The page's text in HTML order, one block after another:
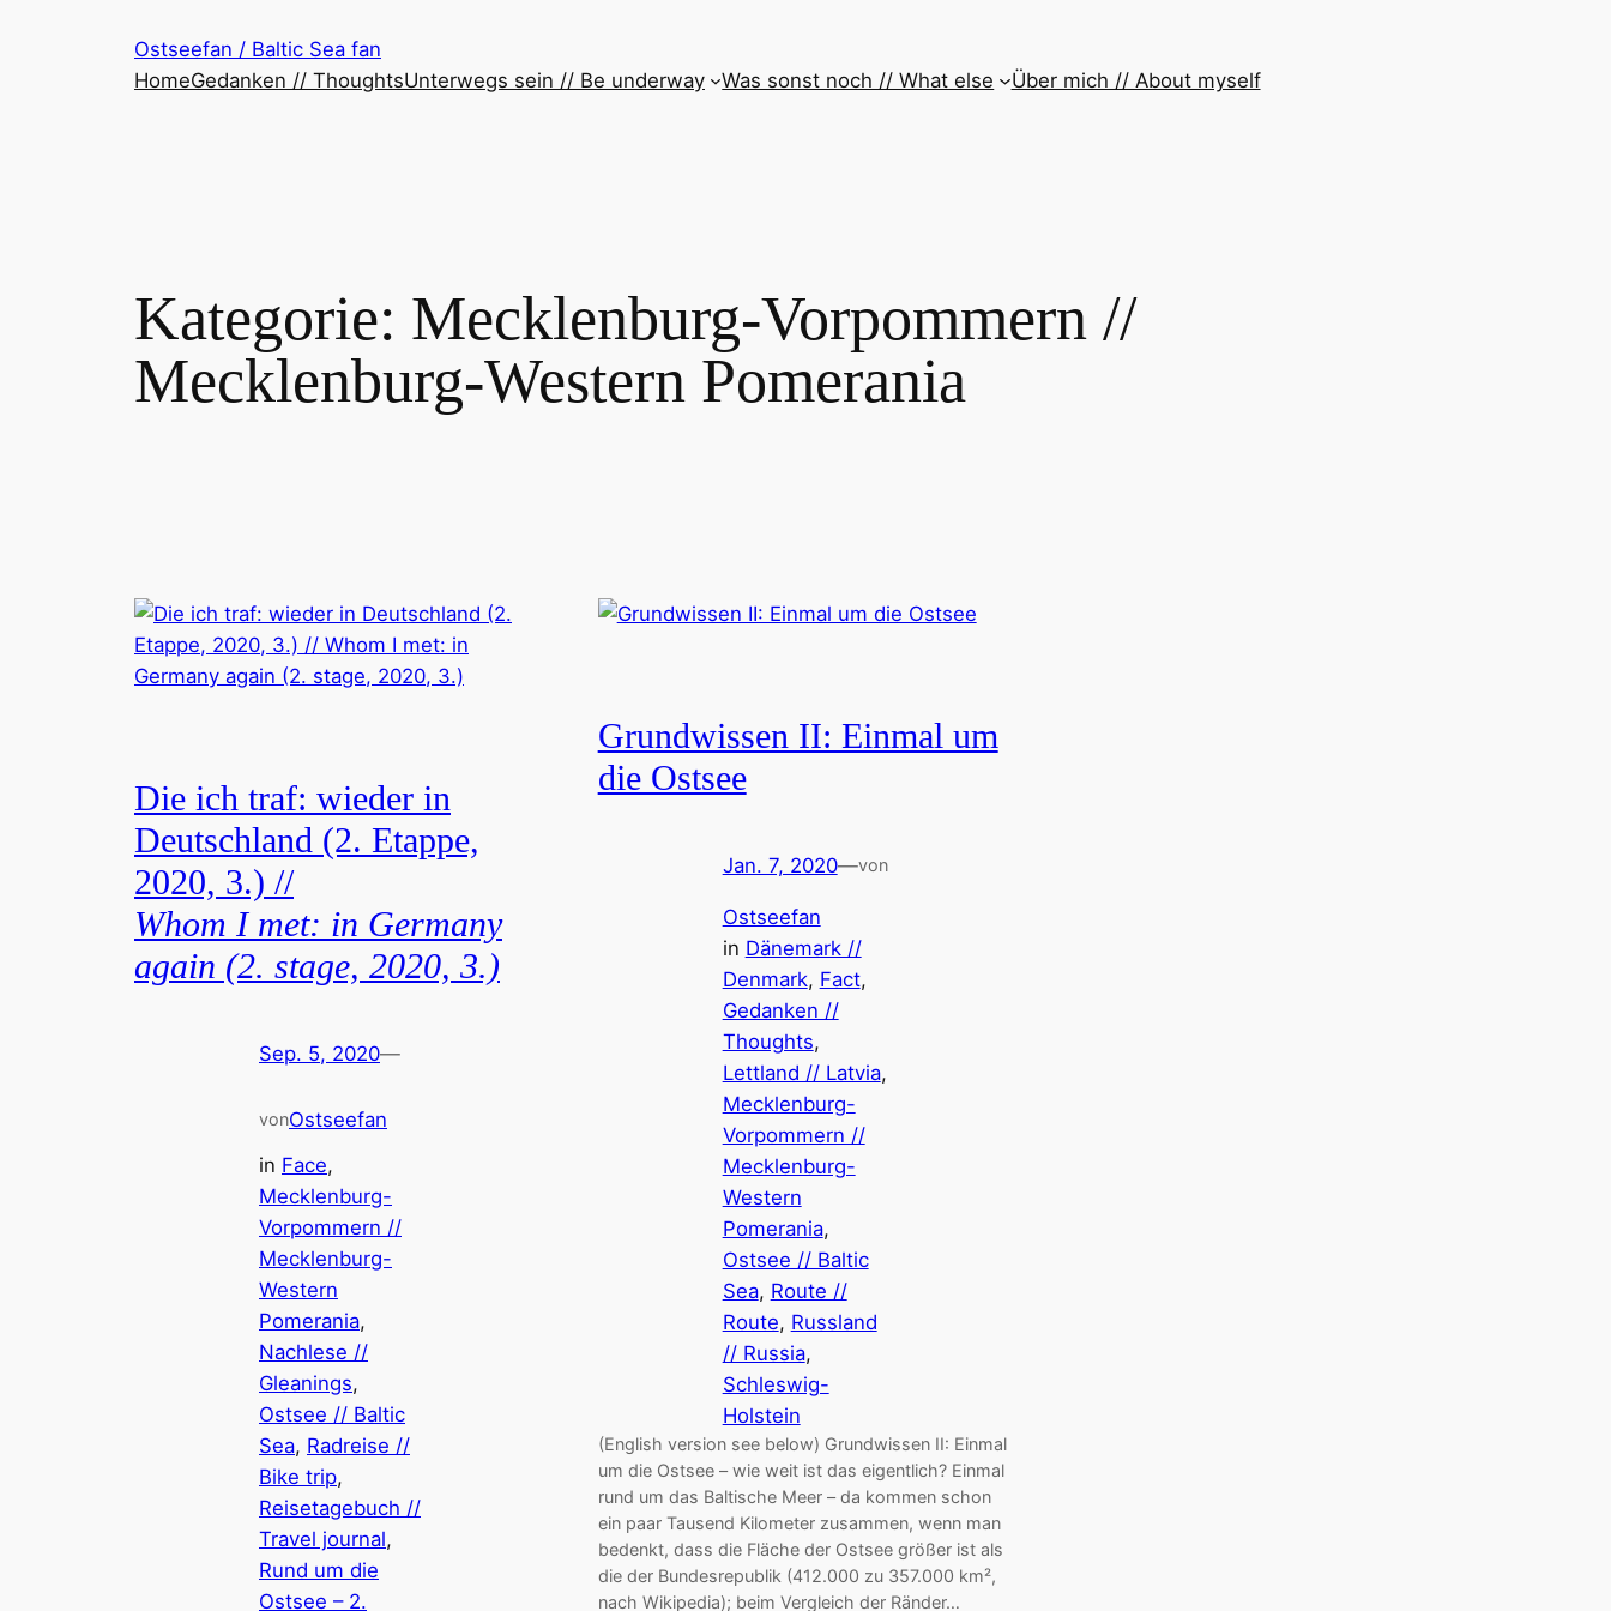
Ostseefan / Baltic Sea fan
HomeGedanken // ThoughtsUnterwegs sein // Be underway Was sonst noch // What else Über mich // About myself
Kategorie: Mecklenburg-Vorpommern //
Mecklenburg-Western Pomerania
Die ich traf: wieder in
Deutschland (2. Etappe,
2020, 3.) //
Whom I met: in Germany
again (2. stage, 2020, 3.)
Sep. 5, 2020—
vonOstseefan
in Face
Mecklenburg-
Vorpommern //
Mecklenburg-
Western
Pomerania
Nachlese //
Gleanings
Ostsee // Baltic
Sea, Radreise //
Bike trip
Reisetagebuch //
Travel journal
Rund um die
Ostsee – 2.
Grundwissen II: Einmal um
die Ostsee
Jan. 7, 2020—von
Ostseefan
in Dänemark //
Denmark, Fact
Gedanken //
Thoughts
Lettland // Latvia
Mecklenburg-
Vorpommern //
Mecklenburg-
Western
Pomerania
Ostsee // Baltic
Sea, Route //
Route, Russland
// Russia
Schleswig-
Holstein
(English version see below) Grundwissen II: Einmal
um die Ostsee – wie weit ist das eigentlich? Einmal
rund um das Baltische Meer – da kommen schon
ein paar Tausend Kilometer zusammen, wenn man
bedenkt, dass die Fläche der Ostsee größer ist als
die der Bundesrepublik (412.000 zu 357.000 km²,
nach Wikipedia); beim Vergleich der Ränder…